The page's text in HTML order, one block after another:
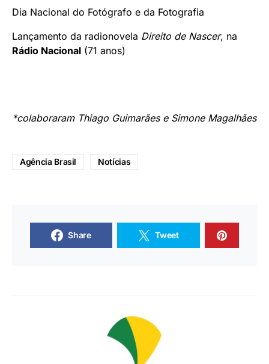
Dia Nacional do Fotógrafo e da Fotografia
Lançamento da radionovela Direito de Nascer, na
Rádio Nacional (71 anos)
*colaboraram Thiago Guimarães e Simone Magalhães
Agência Brasil Notícias
Share Tweet